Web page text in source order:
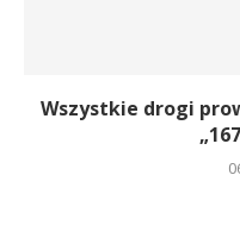
Wszystkie drogi